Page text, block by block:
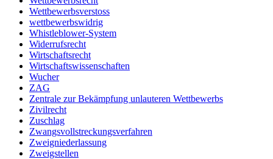
Wettbewerbsverstoss
wettbewerbswidrig
Whistleblower-System
Widerrufsrecht
Wirtschaftsrecht
Wirtschaftswissenschaften
Wucher
ZAG
Zentrale zur Bekämpfung unlauteren Wettbewerbs
Zivilrecht
Zuschlag
Zwangsvollstreckungsverfahren
Zweigniederlassung
Zweigstellen